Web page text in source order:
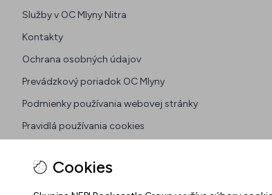
Cookies
Služby v OC Mlyny Nitra
Kontakty
Ochrana osobných údajov
Prevádzkový poriadok OC Mlyny
Podmienky používania webovej stránky
Pravidlá používania cookies
Všeobecné pravidlá súťaží na sociálnych sieťach